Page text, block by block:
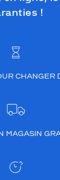
!
CHANGER
MAGASIN